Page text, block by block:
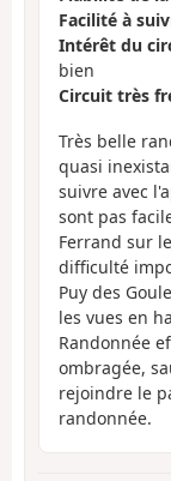
Facilité à
Intérêt du
bien
Circuit très
Très belle
quasi
suivre avec
sont pas
Ferrand sur
difficulté
Puy des
les vues en
Randonnée
ombragée,
rejoindre le
randonnée.